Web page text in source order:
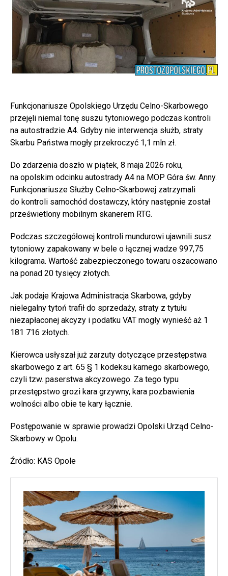
Funkcjonariusze Opolskiego Urzędu Celno-Skarbowego
przejęli niemal tonę suszu tytoniowego podczas kontroli
na autostradzie A4. Gdyby nie interwencja służb, straty
Skarbu Państwa mogły przekroczyć 1,1 mln zł.
Do zdarzenia doszło w piątek, 8 maja 2026 roku,
na opolskim odcinku autostrady A4 na MOP Góra św. Anny.
Funkcjonariusze Służby Celno-Skarbowej zatrzymali
do kontroli samochód dostawczy, który następnie został
prześwietlony mobilnym skanerem RTG.
Podczas szczegółowej kontroli mundurowi ujawnili susz
tytoniowy zapakowany w bele o łącznej wadze 997,75
kilograma. Wartość zabezpieczonego towaru oszacowano
na ponad 20 tysięcy złotych.
Jak podaje Krajowa Administracja Skarbowa, gdyby
nielegalny tytoń trafił do sprzedaży, straty z tytułu
niezapłaconej akcyzy i podatku VAT mogły wynieść aż 1
181 716 złotych.
Kierowca usłyszał już zarzuty dotyczące przestępstwa
skarbowego z art. 65 § 1 kodeksu karnego skarbowego,
czyli tzw. paserstwa akcyzowego. Za tego typu
przestępstwo grozi kara grzywny, kara pozbawienia
wolności albo obie te kary łącznie.
Postępowanie w sprawie prowadzi Opolski Urząd Celno-
Skarbowy w Opolu.
Źródło: KAS Opole